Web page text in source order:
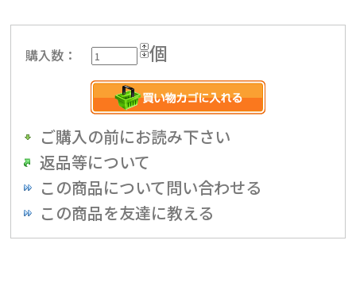
購入数： 個
ご購入の前にお読み下さい
返品等について
この商品について問い合わせる
この商品を友達に教える